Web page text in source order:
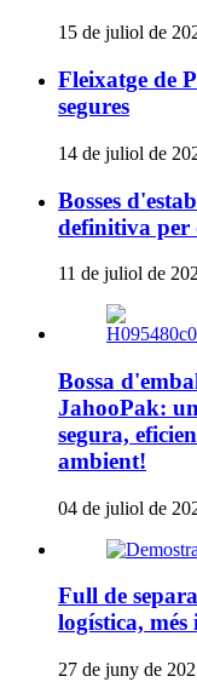
15 de juliol de
Fleixatge de
segures
14 de juliol de
Bosses
definitiva
11 de juliol de
Bossa
JahooPak:
segura,
ambient!
04 de juliol de
Full de
logística, més
27 de juny de